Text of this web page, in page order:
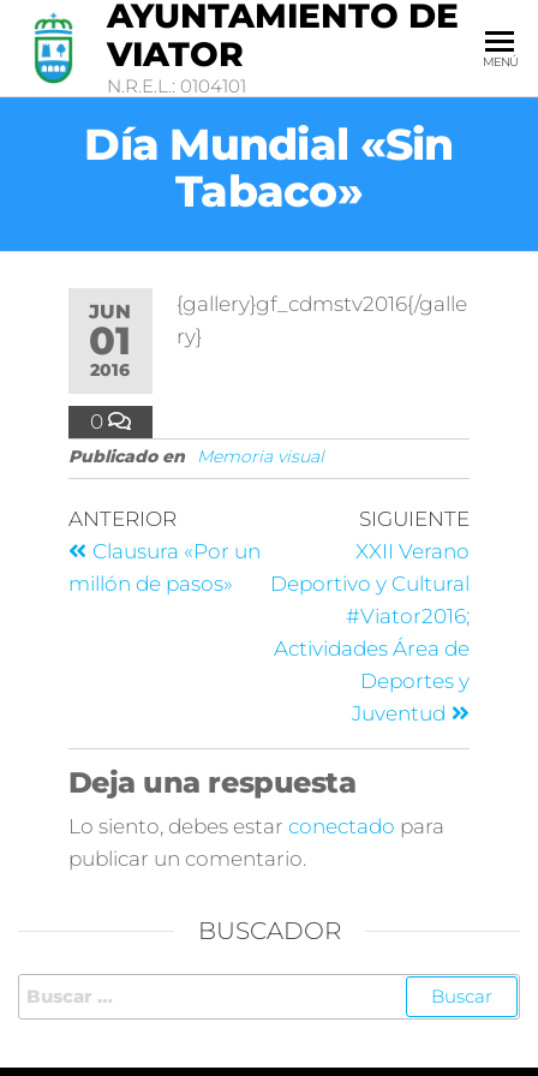
AYUNTAMIENTO DE
VIATOR
N.R.E.L.: 0104101
MENÚ
Día Mundial «Sin
Tabaco»
JUN
01
2016
0
{gallery}gf_cdmstv2016{/galle
ry}
Publicado en Memoria visual
ANTERIOR
Clausura «Por un
millón de pasos»
SIGUIENTE
XXII Verano
Deportivo y Cultural
#Viator2016;
Actividades Área de
Deportes y
Juventud
Deja una respuesta
Lo siento, debes estar conectado para
publicar un comentario.
BUSCADOR